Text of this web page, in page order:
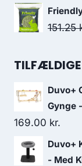
151.25
Duvo+
Gynge
169.00 kr.
Duvo+
- Med